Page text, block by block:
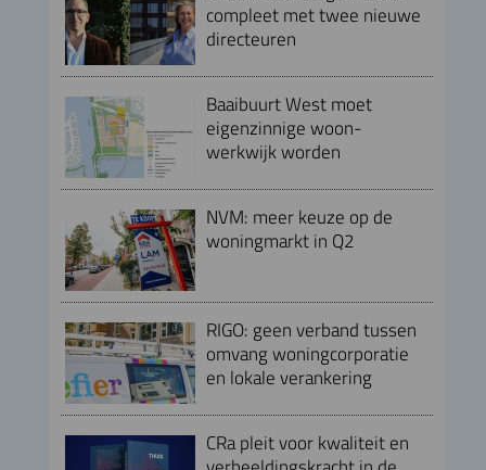
compleet met twee nieuwe
directeuren
Baaibuurt West moet
eigenzinnige woon-
werkwijk worden
NVM: meer keuze op de
woningmarkt in Q2
RIGO: geen verband tussen
omvang woningcorporatie
en lokale verankering
CRa pleit voor kwaliteit en